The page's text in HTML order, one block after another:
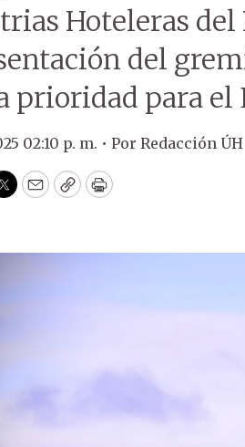
Hoteleras del
del
prioridad para el
02:10 p. m. • Por Redacción ÚH
Twitter
EmailCopyPrint